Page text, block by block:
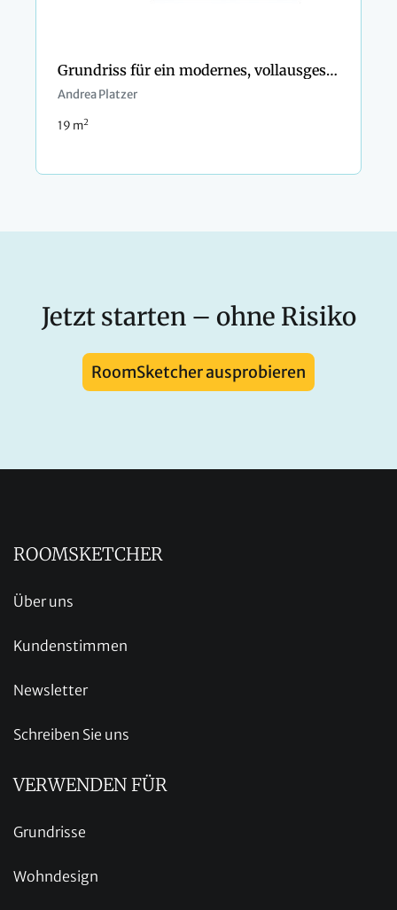
Grundriss für ein modernes, vollausgestattetes Bad
Andrea Platzer
19 m2
Jetzt starten – ohne Risiko
RoomSketcher ausprobieren
ROOMSKETCHER
Über uns
Kundenstimmen
Newsletter
Schreiben Sie uns
VERWENDEN FÜR
Grundrisse
Wohndesign